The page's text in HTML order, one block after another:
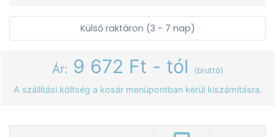
Külső raktáron (3 - 7 nap)
Ár: 9 672 Ft - tól (bruttó)
A szállítási költség a kosár menüpontban kerül kiszámításra.